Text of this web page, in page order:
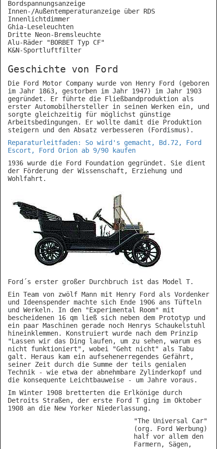
Bordspannungsanzeige
Innen-/Außentemperaturanzeige über RDS
Innenlichtdimmer
Ghia-Leseleuchten
Dritte Neon-Bremsleuchte
Alu-Räder "BORBET Typ CF"
K&N-Sportluftfilter
Geschichte von Ford
Die Ford Motor Company wurde von Henry Ford (geboren
im Jahr 1863, gestorben im Jahr 1947) im Jahr 1903
gegründet. Er führte die Fließbandproduktion als
erster Automobilhersteller in seinen Werken ein, und
sorgte gleichzeitig für möglichst günstige
Arbeitsbedingungen. Er wollte damit die Produktion
steigern und den Absatz verbesseren (Fordismus).
Reparaturleitfaden: So wird's gemacht, Bd.72, Ford
Escort, Ford Orion ab 9/90 kaufen
1936 wurde die Ford Foundation gegründet. Sie dient
der Förderung der Wissenschaft, Erziehung und
Wohlfahrt.
Ford´s erster großer Durchbruch ist das Model T.
Ein Team von zwölf Mann mit Henry Ford als Vordenker
und Ideenspender machte sich Ende 1906 ans Tüfteln
und Werkeln. In den "Experimental Room" mit
bescheidenen 16 qm ließ sich neben dem Prototyp und
ein paar Maschinen gerade noch Henrys Schaukelstuhl
hineinklemmen. Konstruiert wurde nach dem Prinzip
"Lassen wir das Ding laufen, um zu sehen, warum es
nicht funktioniert", wobei "Geht nicht" als Tabu
galt. Heraus kam ein aufsehenerregendes Gefährt,
seiner Zeit durch die Summe der teils genialen
Technik - wie etwa der abnehmbare Zylinderkopf und
die konsequente Leichtbauweise - um Jahre voraus.
Im Winter 1908 bretterten die Erlkönige durch
Detroits Straßen, der erste Ford T ging im Oktober
1908 an die New Yorker Niederlassung.
"The Universal Car"
(org. Ford Werbung)
half vor allem den
Farmern, Sägen,